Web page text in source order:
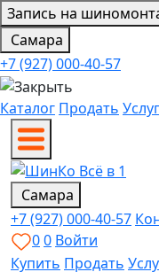
Запись на
Самара
+7 (927) 000-40-57
Каталог Продать
Самара
+7 (927) 000-40-57
00 Войти
Купить Продать